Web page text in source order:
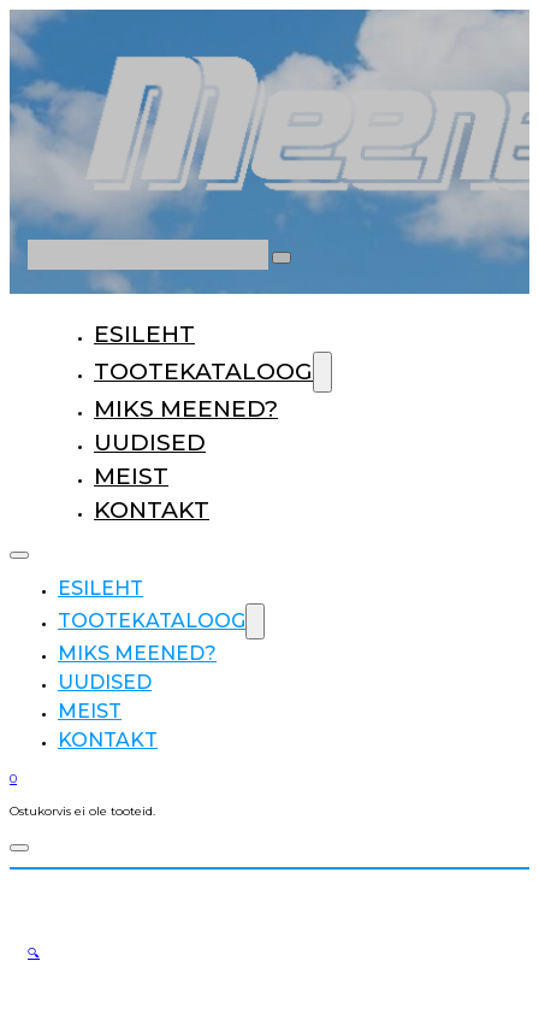
ESILEHT
TOOTEKATALOOG
MIKS MEENED?
UUDISED
MEIST
KONTAKT
ESILEHT
TOOTEKATALOOG
MIKS MEENED?
UUDISED
MEIST
KONTAKT
0
Ostukorvis ei ole tooteid.
🔍